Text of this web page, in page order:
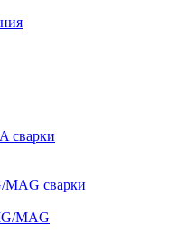
сварки
MAG сварки
MAG